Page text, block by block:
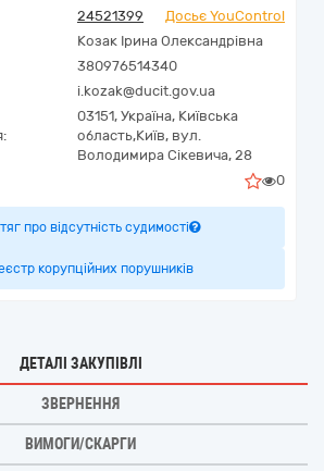
24521399
Досьє YouControl
Козак Ірина Олександрівна
380976514340
i.kozak@ducit.gov.ua
03151, Україна, Київська
область,Київ, вул.
Володимира Сікевича, 28
0
про відсутність судимості
корупційних порушників
ДЕТАЛІ ЗАКУПІВЛІ
ЗВЕРНЕННЯ
ВИМОГИ/СКАРГИ